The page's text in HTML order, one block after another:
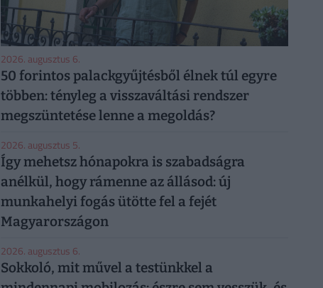
2026. augusztus 6.
50 forintos palackgyűjtésből élnek túl egyre
többen: tényleg a visszaváltási rendszer
megszüntetése lenne a megoldás?
2026. augusztus 5.
Így mehetsz hónapokra is szabadságra
anélkül, hogy rámenne az állásod: új
munkahelyi fogás ütötte fel a fejét
Magyarországon
2026. augusztus 6.
Sokkoló, mit művel a testünkkel a